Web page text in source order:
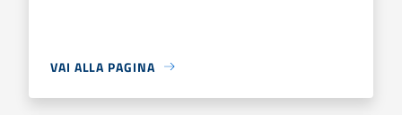
VAI ALLA PAGINA